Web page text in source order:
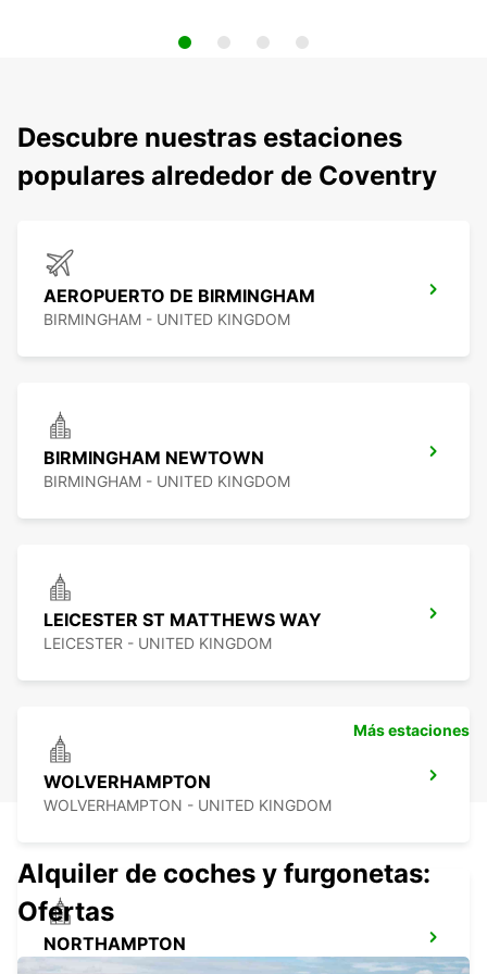
Descubre nuestras estaciones
populares alrededor de Coventry
AEROPUERTO DE BIRMINGHAM
BIRMINGHAM - UNITED KINGDOM
BIRMINGHAM NEWTOWN
BIRMINGHAM - UNITED KINGDOM
LEICESTER ST MATTHEWS WAY
LEICESTER - UNITED KINGDOM
WOLVERHAMPTON
WOLVERHAMPTON - UNITED KINGDOM
NORTHAMPTON
NORTHAMPTON - UNITED KINGDOM
Más estaciones
Alquiler de coches y furgonetas:
Ofertas